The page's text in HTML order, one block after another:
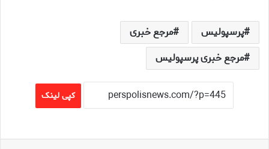
پرسپولیس
مرجع خبری
مرجع خبری پرسپولیس
کپی لینک